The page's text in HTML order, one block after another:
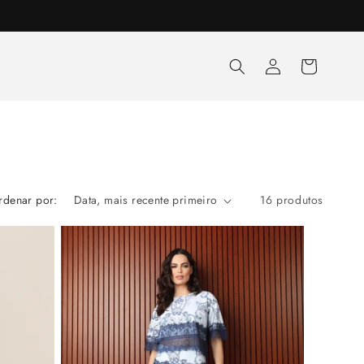
Fazer
login
Carrinho
por: 16 produtos